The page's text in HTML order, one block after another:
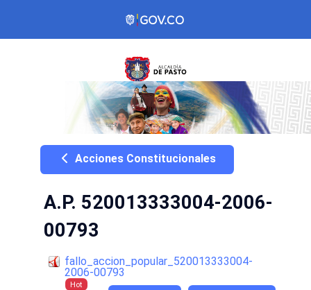
Acciones Constitucionales
A.P. 520013333004-2006-
00793
fallo_accion_popular_520013333004-
2006-00793
Hot